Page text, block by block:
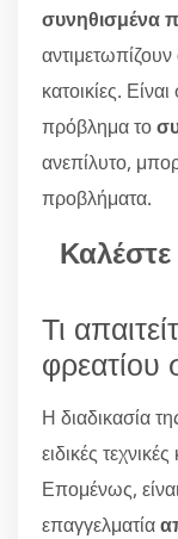
συνηθισμένα
αντιμετωπίζουν
κατοικίες.
πρόβλημα το
ανεπίλυτο,
προβλήματα.
Τι
φρεατίου
Η διαδικασία
ειδικές τεχνικές
Επομένως,
επαγγελματία